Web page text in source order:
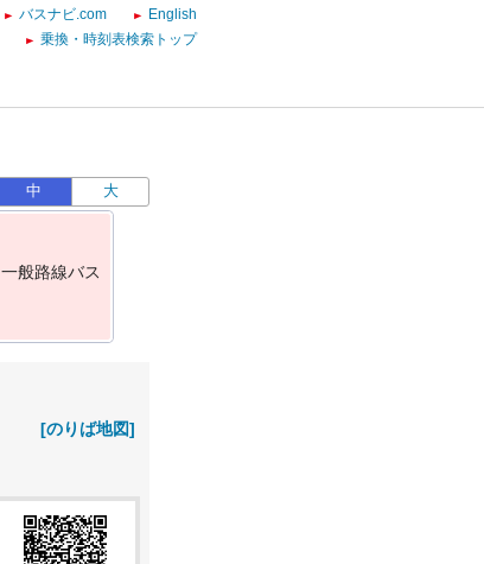
バスナビ.com
English
乗換・時刻表検索トップ
中 大
一般路線バス
[のりば地図]